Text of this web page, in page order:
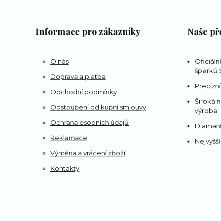
Informace pro zákazníky
O nás
Doprava a platba
Obchodní podmínky
Odstoupení od kupní smlouvy
Ochrana osobních údajů
Reklamace
Výměna a vrácení zboží
Kontakty
Naše
šperků
Široká
výroba